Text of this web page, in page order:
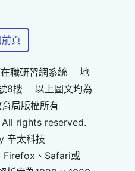
頁
在職研習網系統 地
8樓 以上圖文均為
局版權所有
rights reserved.
辛太科技
Firefox、Safari或